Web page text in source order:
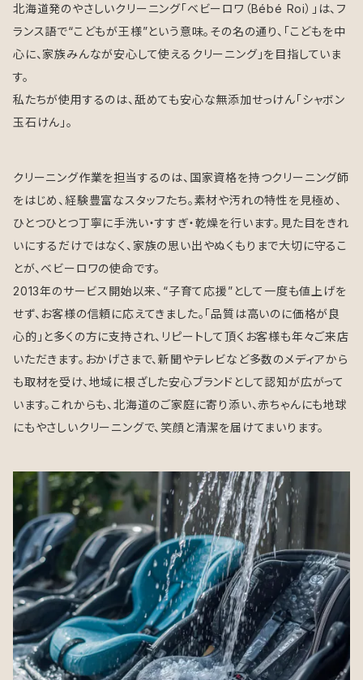
北海道発のやさしいクリーニング「ベビーロワ（Bébé Roi）」は、フ
ランス語で“こどもが王様”という意味。その名の通り、「こどもを中
心に、家族みんなが安心して使えるクリーニング」を目指していま
す。
私たちが使用するのは、舐めても安心な無添加せっけん「シャボン
玉石けん」。
クリーニング作業を担当するのは、国家資格を持つクリーニング師
をはじめ、経験豊富なスタッフたち。素材や汚れの特性を見極め、
ひとつひとつ丁寧に手洗い・すすぎ・乾燥を行います。見た目をきれ
いにするだけではなく、家族の思い出やぬくもりまで大切に守るこ
とが、ベビーロワの使命です。
2013年のサービス開始以来、“子育て応援”として一度も値上げを
せず、お客様の信頼に応えてきました。「品質は高いのに価格が良
心的」と多くの方に支持され、リピートして頂くお客様も年々ご来店
いただきます。おかげさまで、新聞やテレビなど多数のメディアから
も取材を受け、地域に根ざした安心ブランドとして認知が広がって
います。これからも、北海道のご家庭に寄り添い、赤ちゃんにも地球
にもやさしいクリーニングで、笑顔と清潔を届けてまいります。